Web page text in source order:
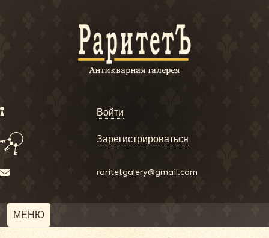
Войти
Зарегистрироваться
raritetgalery@gmail.com
МЕНЮ